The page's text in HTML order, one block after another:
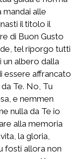
mandai alle
il titolo il
di Buon Gusto
tel riporgo tutti
albero dalla
essere affrancato
Te. No, Tu
e nemmen
nulla da Te io
alla memoria
la gloria,
fosti allora non